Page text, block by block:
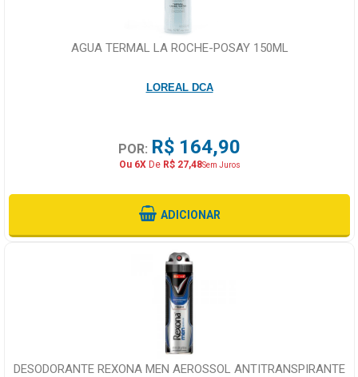
AGUA TERMAL LA ROCHE-POSAY 150ML
LOREAL DCA
POR: R$ 164,90
Ou 6XDe R$ 27,48Sem Juros
ADICIONAR
DESODORANTE REXONA MEN AEROSSOL ANTITRANSPIRANTE